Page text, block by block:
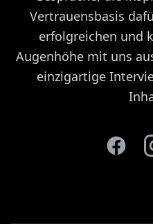
Vertrauensbasis
erfolgreichen und
Augenhöhe mit uns
einzigartige